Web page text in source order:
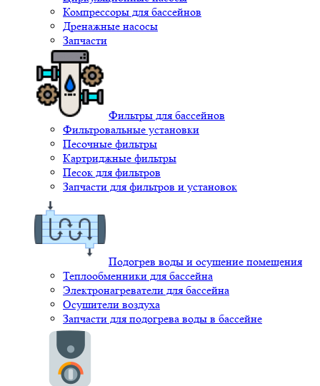
Компрессоры для бассейнов
Дренажные насосы
Запчасти
Фильтры для бассейнов
Фильтровальные установки
Песочные фильтры
Картриджные фильтры
Песок для фильтров
Запчасти для фильтров и установок
Подогрев воды и осушение помещения
Теплообменники для бассейна
Электронагреватели для бассейна
Осушители воздуха
Запчасти для подогрева воды в бассейне